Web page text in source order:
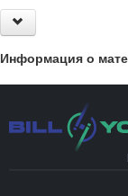
Информация о